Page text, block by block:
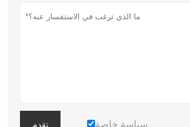
تقدم سياسة خاصة